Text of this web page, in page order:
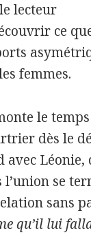
lecteur
ce
femmes.
le
dès le
avec Léonie,
se
sans
qu’il lui